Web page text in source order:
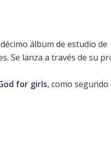
álbum de estudio de
Se lanza a través de su
for girls, como segundo